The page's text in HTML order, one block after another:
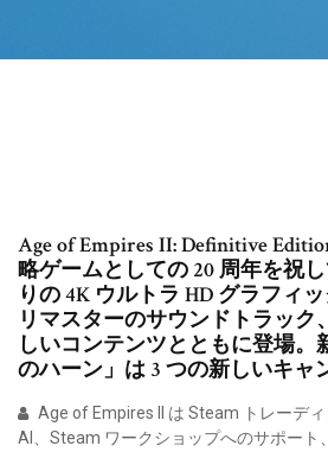
Age of Empires II: Definitive
略ゲームとしての 20 周年を祝
りの 4K ウルトラ HD グラフィ
リマスターのサウンドトラック
しいコンテンツとともに登場。
のハーン」は 3 つの新しいキャ
Age of Empires II は Steam トレーデ
AI、Steam ワークショップへのサポート